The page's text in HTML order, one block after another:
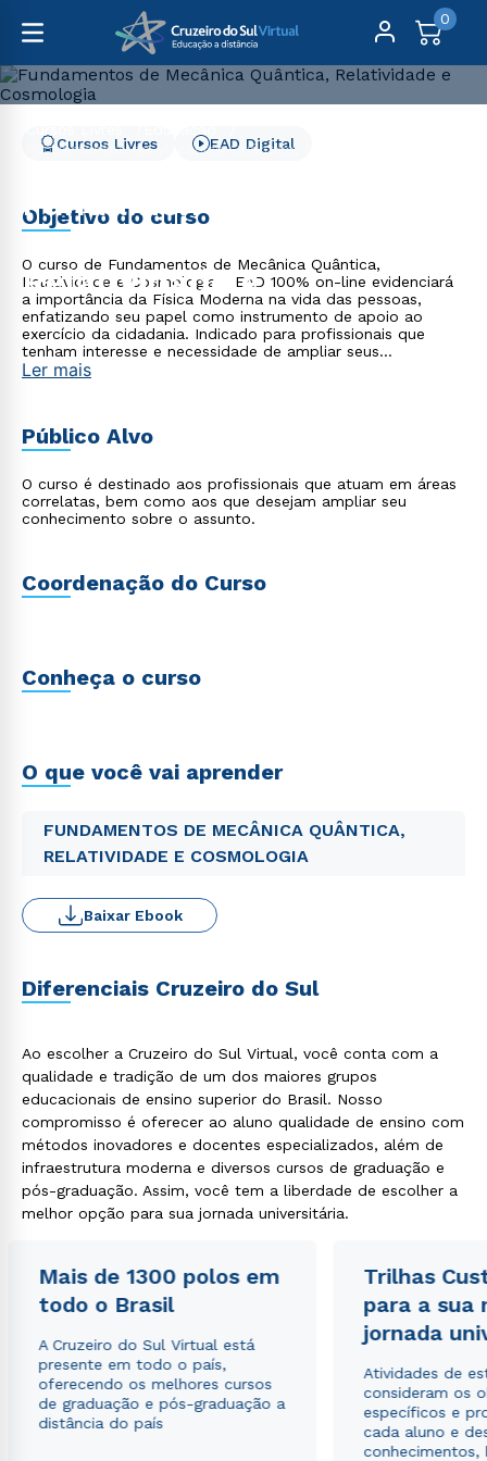
0
Fundamentos de Mecânica Quântica, Relatividade e
Fundamentos de
Mecânica Quântica,
Relatividade e
Cosmologia
Cursos Livres EAD Digital
Objetivo do curso
O curso de Fundamentos de Mecânica Quântica,
Relatividade e Cosmologia - EAD 100% on-line evidenciará
a importância da Física Moderna na vida das pessoas,
enfatizando seu papel como instrumento de apoio ao
exercício da cidadania. Indicado para profissionais que
tenham interesse e necessidade de ampliar seus
conhecimentos e competências na área englobada pelo
Ler mais
Público Alvo
O curso é destinado aos profissionais que atuam em áreas
correlatas, bem como aos que desejam ampliar seu
conhecimento sobre o assunto.
Coordenação do Curso
Conheça o curso
O que você vai aprender
FUNDAMENTOS DE MECÂNICA QUÂNTICA,
RELATIVIDADE E COSMOLOGIA
Baixar Ebook
Diferenciais Cruzeiro do Sul
Ao escolher a Cruzeiro do Sul Virtual, você conta com a
qualidade e tradição de um dos maiores grupos
educacionais de ensino superior do Brasil. Nosso
compromisso é oferecer ao aluno qualidade de ensino com
métodos inovadores e docentes especializados, além de
infraestrutura moderna e diversos cursos de graduação e
pós-graduação. Assim, você tem a liberdade de escolher a
melhor opção para sua jornada universitária.
Mais de 1300 polos em
todo o Brasil
A Cruzeiro do Sul Virtual está
presente em todo o país,
oferecendo os melhores cursos
de graduação e pós-graduação a
distância do país
Trilhas
para a sua
jornada
Atividades de
consideram os
específicos e
cada aluno e
conhecimentos,